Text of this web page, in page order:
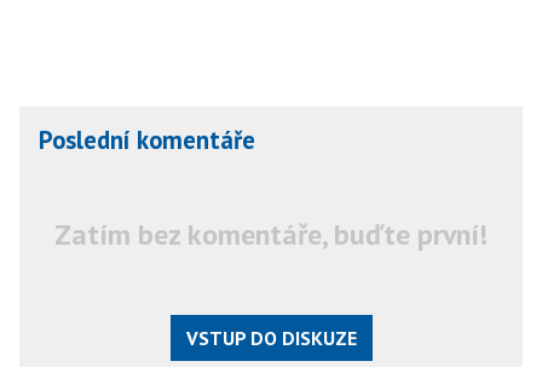
Poslední komentáře
Zatím bez komentáře, buďte první!
VSTUP DO DISKUZE